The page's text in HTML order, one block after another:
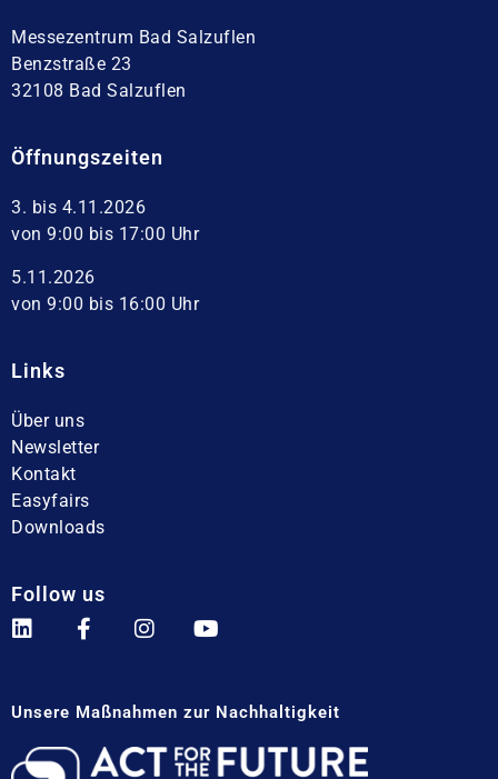
Messezentrum Bad Salzuflen
Benzstraße 23
32108 Bad Salzuflen
Öffnungszeiten
3. bis 4.11.2026
von 9:00 bis 17:00 Uhr
5.11.2026
von 9:00 bis 16:00 Uhr
Links
Über uns
Newsletter
Kontakt
Easyfairs
Downloads
Follow us
Unsere Maßnahmen zur Nachhaltigkeit